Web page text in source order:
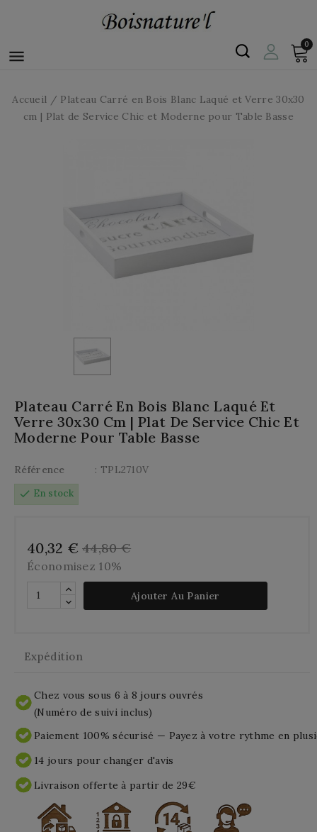

0
Accueil
Plateau Carré en Bois Blanc Laqué et Verre 30x30
cm | Plat de Service Chic et Moderne pour Table Basse
Plateau Carré En Bois Blanc Laqué Et
Verre 30x30 Cm | Plat De Service Chic Et
Moderne Pour Table Basse
Référence
: TPL2710V
check En stock
40,32 € 44,80 €
Économisez 10%
Ajouter Au Panier
Expédition
Chez vous sous 6 à 8 jours ouvrés
(Numéro de suivi inclus)
Paiement 100% sécurisé — Payez à votre rythme en
14 jours pour changer d'avis
Livraison offerte à partir de 29€